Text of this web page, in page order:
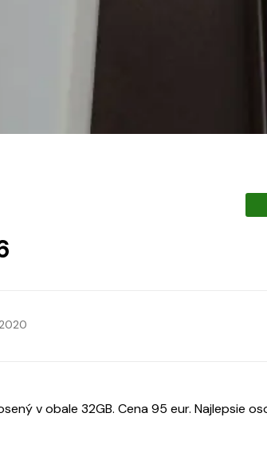
v obale 32GB. Cena 95 eur. Najlepsie